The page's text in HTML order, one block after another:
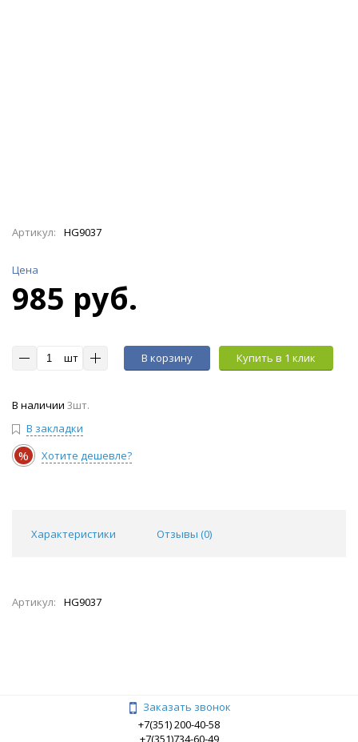
Артикул: HG9037
Цена
985 руб.
шт В корзину Купить в 1 клик
В наличии 3шт.
В закладки
% Хотите дешевле?
Характеристики Отзывы (0)
Артикул: HG9037
Заказать звонок
+7(351) 200-40-58
+7(351)734-60-49